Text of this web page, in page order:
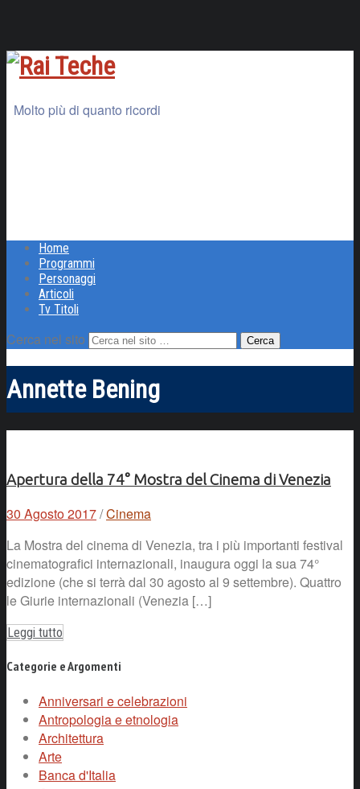
Molto più di quanto ricordi
Home
Programmi
Personaggi
Articoli
Tv Titoli
Cerca nel sito
Annette Bening
Apertura della 74° Mostra del Cinema di Venezia
30 Agosto 2017/Cinema
La Mostra del cinema di Venezia, tra i più importanti festival
cinematografici internazionali, inaugura oggi la sua 74°
edizione (che si terrà dal 30 agosto al 9 settembre). Quattro
le Giurie internazionali (Venezia […]
Leggi tutto
Categorie e Argomenti
Anniversari e celebrazioni
Antropologia e etnologia
Architettura
Arte
Banca d'Italia